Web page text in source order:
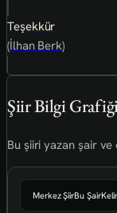
Teşekkür
(İlhan Berk)
Şiir Bilgi
Bu şiiri yazan şair
Merkez ŞiirBu Şair